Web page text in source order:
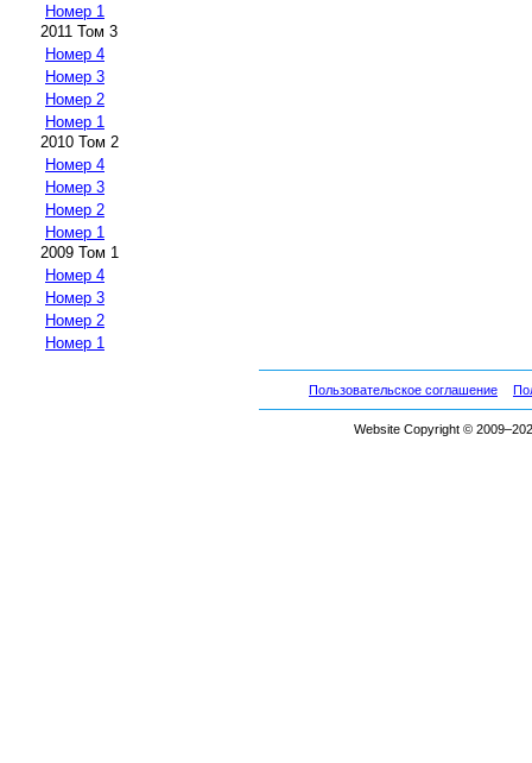
Номер 1
2011 Том 3
Номер 4
Номер 3
Номер 2
Номер 1
2010 Том 2
Номер 4
Номер 3
Номер 2
Номер 1
2009 Том 1
Номер 4
Номер 3
Номер 2
Номер 1
Пользовательское соглашение
Website Copyright ©